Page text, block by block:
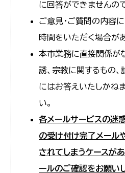
に回答ができませんの
ご意見・ご質問の内容
時間をいただく場合があ
本市業務に直接関係が
誘、宗教に関するもの
にはお答えいたしかね
い。
各メールサービスの迷
の受け付け完了メール
されてしまうケースが
ールのご確認をお願いし